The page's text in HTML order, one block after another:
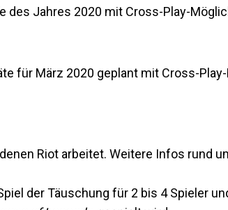
des Jahres 2020 mit Cross-Play-
für März 2020 geplant mit Cross-
Riot arbeitet. Weitere Infos rund
der Täuschung für 2 bis 4 Spieler